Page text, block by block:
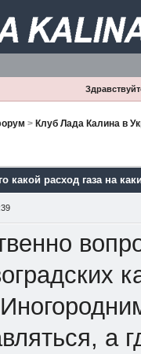
> Клуб Лада Калина в
какой расход газа на
а